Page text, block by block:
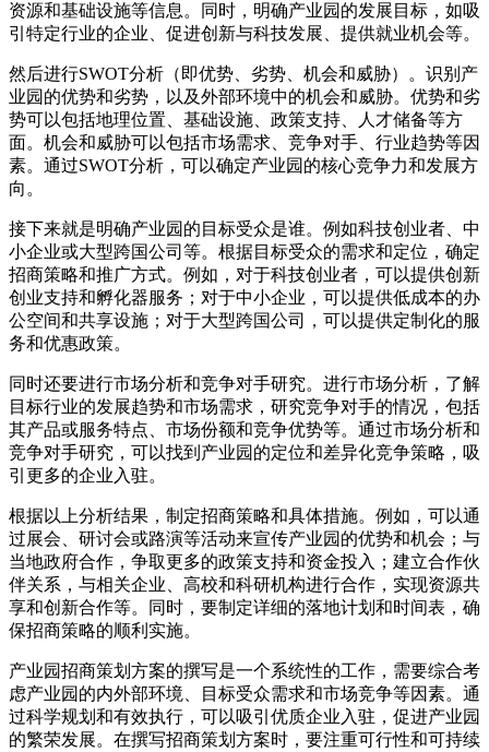
资源和基础设施等信息。同时，明确产业园的发展目标，如吸
引特定行业的企业、促进创新与科技发展、提供就业机会等。
然后进行SWOT分析（即优势、劣势、机会和威胁）。识别产
业园的优势和劣势，以及外部环境中的机会和威胁。优势和劣
势可以包括地理位置、基础设施、政策支持、人才储备等方
面。机会和威胁可以包括市场需求、竞争对手、行业趋势等因
素。通过SWOT分析，可以确定产业园的核心竞争力和发展方
向。
接下来就是明确产业园的目标受众是谁。例如科技创业者、中
小企业或大型跨国公司等。根据目标受众的需求和定位，确定
招商策略和推广方式。例如，对于科技创业者，可以提供创新
创业支持和孵化器服务；对于中小企业，可以提供低成本的办
公空间和共享设施；对于大型跨国公司，可以提供定制化的服
务和优惠政策。
同时还要进行市场分析和竞争对手研究。进行市场分析，了解
目标行业的发展趋势和市场需求，研究竞争对手的情况，包括
其产品或服务特点、市场份额和竞争优势等。通过市场分析和
竞争对手研究，可以找到产业园的定位和差异化竞争策略，吸
引更多的企业入驻。
根据以上分析结果，制定招商策略和具体措施。例如，可以通
过展会、研讨会或路演等活动来宣传产业园的优势和机会；与
当地政府合作，争取更多的政策支持和资金投入；建立合作伙
伴关系，与相关企业、高校和科研机构进行合作，实现资源共
享和创新合作等。同时，要制定详细的落地计划和时间表，确
保招商策略的顺利实施。
产业园招商策划方案的撰写是一个系统性的工作，需要综合考
虑产业园的内外部环境、目标受众需求和市场竞争等因素。通
过科学规划和有效执行，可以吸引优质企业入驻，促进产业园
的繁荣发展。在撰写招商策划方案时，要注重可行性和可持续